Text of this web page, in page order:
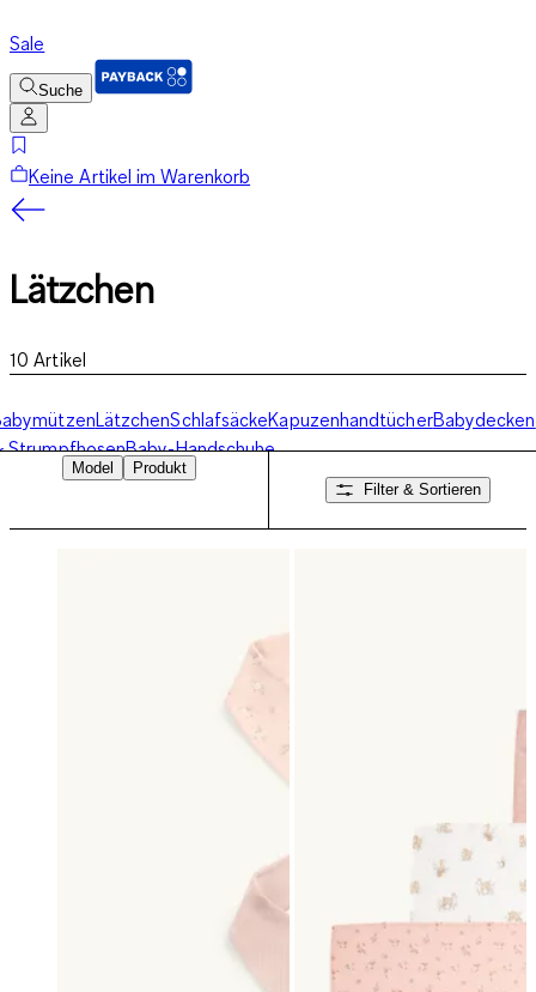
Sale
Suche
Keine Artikel im Warenkorb
Lätzchen
10 Artikel
LätzchenSchlafsäckeKapuzenhandtücherBabydecken
StrumpfhosenBaby-Handschuhe
Model
Produkt
Filter & Sortieren